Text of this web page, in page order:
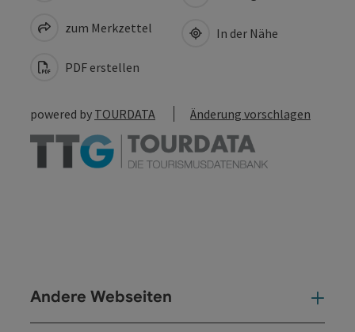
zum Merkzettel
PDF erstellen
In der Nähe
powered by TOURDATA Änderung vorschlagen
Andere Webseiten